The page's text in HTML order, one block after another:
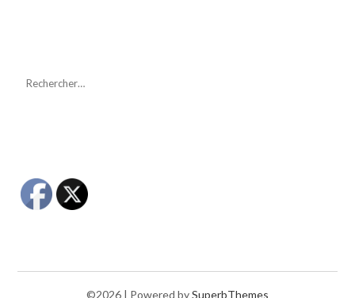
©2026 | Powered bySuperbThemes